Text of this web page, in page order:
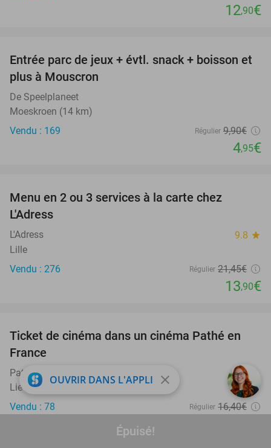
Épuisé!
12,90€
50%
Entrée parc de jeux + évtl. snack + boisson et
plus à Mouscron
De Speelplaneet
Moeskroen (14 km)
Vendu : 169
Régulier 9,90€
4,95€
Menu en 2 ou 3 services à la carte chez
L'Adress
L'Adress 9.8 star
Lille
Vendu : 276
Régulier 21,45€
13,90€
40%
Ticket de cinéma dans un cinéma Pathé en
France
Pathé France
Liévin (+76 positions)
Vendu : 78
Régulier 16,40€
OUVRIR DANS L'APPLI close